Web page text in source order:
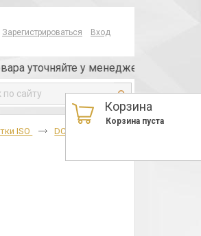
Зарегистрироваться Вход
у менеджера или по
Корзина
Корзина пуста
ISO DCMT